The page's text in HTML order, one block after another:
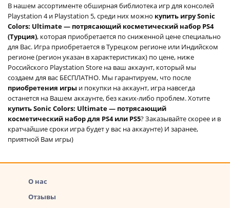
В нашем ассортименте обширная библиотека игр для консолей
Playstation 4 и Playstation 5, среди них можно купить игру Sonic
Colors: Ultimate — потрясающий косметический набор PS4
(Турция), которая приобретается по сниженной цене специально
для Вас. Игра приобретается в Турецком регионе или Индийском
регионе (регион указан в характеристиках) по цене, ниже
Российского Playstation Store на ваш аккаунт, который мы
создаем для вас БЕСПЛАТНО. Мы гарантируем, что после
приобретения игры и покупки на аккаунт, игра навсегда
останется на Вашем аккаунте, без каких-либо проблем. Хотите
купить Sonic Colors: Ultimate — потрясающий
косметический набор для PS4 или PS5? Заказывайте скорее и в
кратчайшие сроки игра будет у вас на аккаунте) И заранее,
приятной Вам игры)
О нас
Отзывы